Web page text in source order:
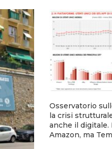
Osservatorio
la crisi
anche il digitale.
Amazon, ma